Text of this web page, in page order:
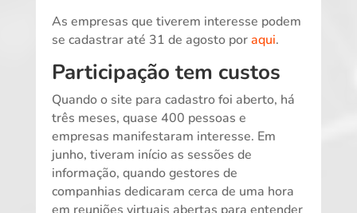
As empresas que tiverem interesse podem
se cadastrar até 31 de agosto poraqui.
Participação tem custos
Quando o site para cadastro foi aberto, há
três meses, quase 400 pessoas e
empresas manifestaram interesse. Em
junho, tiveram início as sessões de
informação, quando gestores de
companhias dedicaram cerca de uma hora
em reuniões virtuais abertas para entender